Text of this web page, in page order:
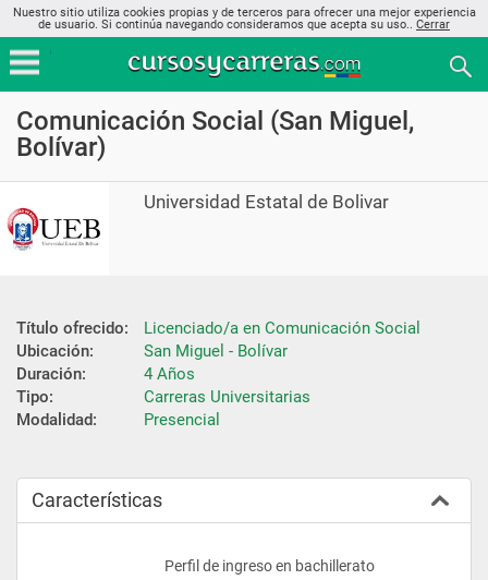
Nuestro sitio utiliza cookies propias y de terceros para ofrecer una mejor experiencia
de usuario. Si continúa navegando consideramos que acepta su uso.. Cerrar
Comunicación Social (San Miguel,
Bolívar)
Universidad Estatal de Bolivar
Título ofrecido:
Licenciado/a en Comunicación Social
Ubicación:
San Miguel - Bolívar
Duración:
4 Años
Tipo:
Carreras Universitarias
Modalidad:
Presencial
Características
					Perfil de ingreso en bachillerato